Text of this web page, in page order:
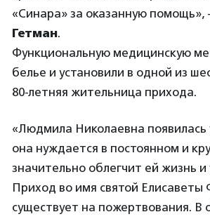
«Синара» за оказанную помощь»,
Гетман.
Функциональную медицинскую
белье и установили в одной из
80-летняя жительница прихода.
«Людмила Николаевна
она нуждается в постоянном и
значительно облегчит ей жизнь
Приход во имя святой Елисаветы
существует на пожертвования. В